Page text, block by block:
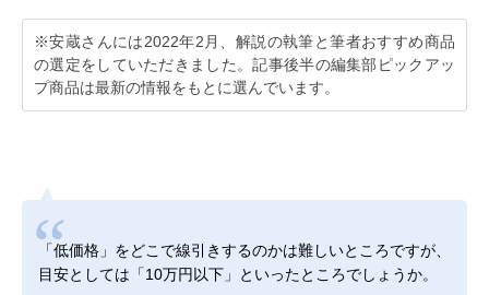
※安蔵さんには2022年2月、解説の執筆と筆者おすすめ商品
の選定をしていただきました。記事後半の編集部ピックアッ
プ商品は最新の情報をもとに選んでいます。
「低価格」をどこで線引きするのかは難しいところですが、
目安としては「10万円以下」といったところでしょうか。